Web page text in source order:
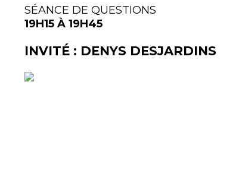
SÉANCE DE QUESTIONS
19H15 À 19H45
INVITÉ : DENYS DESJARDINS